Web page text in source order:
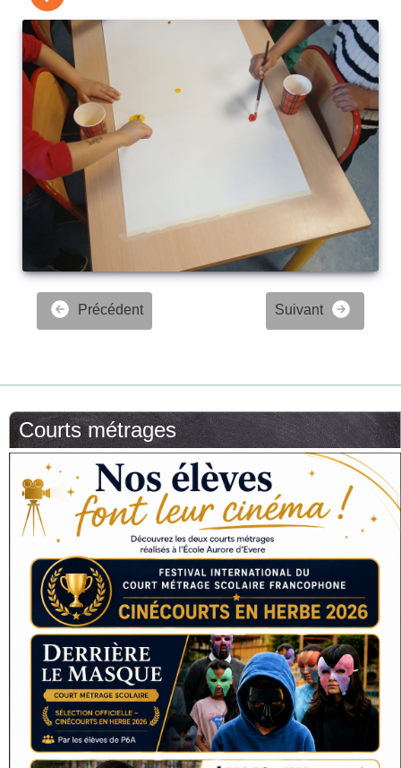
Précédent Suivant
Courts métrages